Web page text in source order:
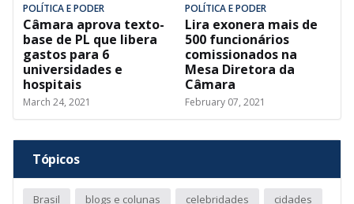
POLÍTICA E PODER
Câmara aprova texto-
base de PL que libera
gastos para 6
universidades e
hospitais
March 24, 2021
POLÍTICA E PODER
Lira exonera mais de
500 funcionários
comissionados na
Mesa Diretora da
Câmara
February 07, 2021
Tópicos
Brasil blogs e colunas celebridades cidades